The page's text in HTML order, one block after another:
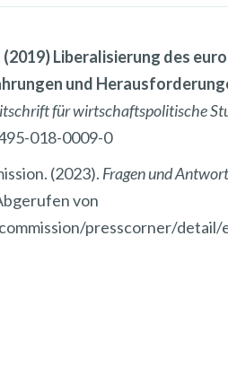
(2019) Liberalisierung des
und
für wirtschaftspolitische
018-0009-0
(2023). Fragen und
von
presscorner/detail/